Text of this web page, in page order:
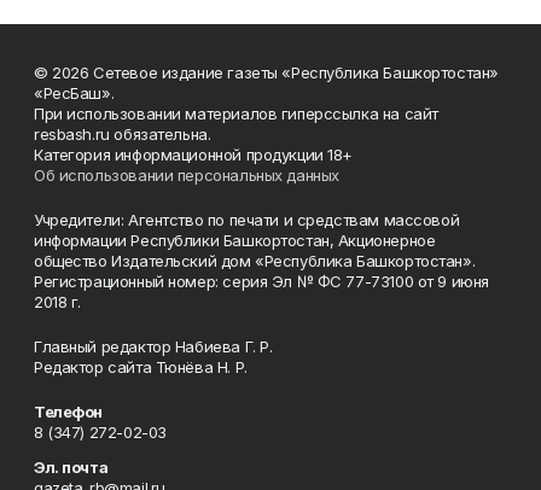
© 2026 Сетевое издание газеты «Республика Башкортостан»
«РесБаш».
При использовании материалов гиперссылка на сайт
resbash.ru обязательна.
Категория информационной продукции 18+
Об использовании персональных данных
Учредители: Агентство по печати и средствам массовой
информации Республики Башкортостан, Акционерное
общество Издательский дом «Республика Башкортостан».
Регистрационный номер: серия Эл № ФС 77-73100 от 9 июня
2018 г.
Главный редактор Набиева Г. Р.
Редактор сайта Тюнёва Н. Р.
Телефон
8 (347) 272-02-03
Эл. почта